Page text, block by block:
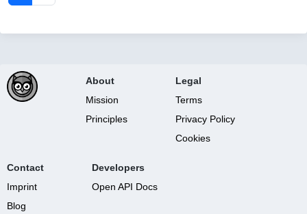
About
Mission
Principles
Legal
Terms
Privacy Policy
Cookies
Contact
Imprint
Blog
Developers
Open API Docs